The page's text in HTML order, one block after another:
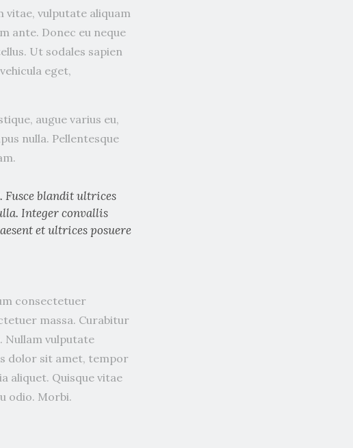
vitae, vulputate aliquam
ante. Donec eu neque
Ut sodales sapien
eget,
augue varius eu,
nulla. Pellentesque
Fusce blandit ultrices
Integer convallis
et ultrices posuere
consectetuer
massa. Curabitur
Nullam vulputate
dolor sit amet, tempor
aliquet. Quisque vitae
odio. Morbi.